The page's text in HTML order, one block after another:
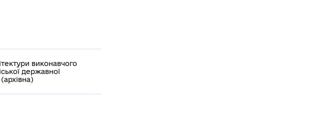
виконавчого
державної